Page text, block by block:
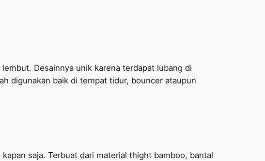
Desainnya unik karena terdapat lubang di
digunakan baik di tempat tidur, bouncer ataupun
saja. Terbuat dari material thight bamboo, bantal